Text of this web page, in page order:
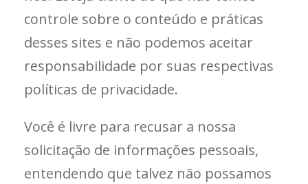
controle sobre o conteúdo e práticas
desses sites e não podemos aceitar
responsabilidade por suas respectivas
políticas de privacidade.
Você é livre para recusar a nossa
solicitação de informações pessoais,
entendendo que talvez não possamos